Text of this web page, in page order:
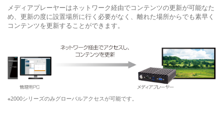
メディアプレーヤーはネットワーク経由でコンテンツの更新が可能なた
め、更新の度に設置場所に行く必要がなく、離れた場所からでも素早く
コンテンツを更新することができます。
※2000シリーズのみグローバルアクセスが可能です。